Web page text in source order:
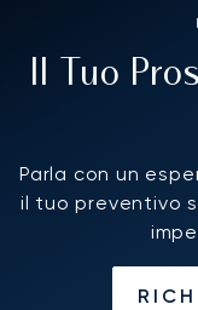
Il Tuo
Parla con un
il tuo preventivo